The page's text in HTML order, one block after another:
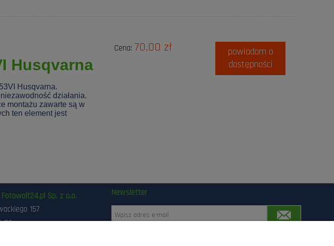
Husqvarna
Husqvarna.
działania.
montażu zawarte są w
ten element jest
Cena: 70,00 zł
powiadom o
dostępności
Sp. z o.o.
157
03
Newsletter